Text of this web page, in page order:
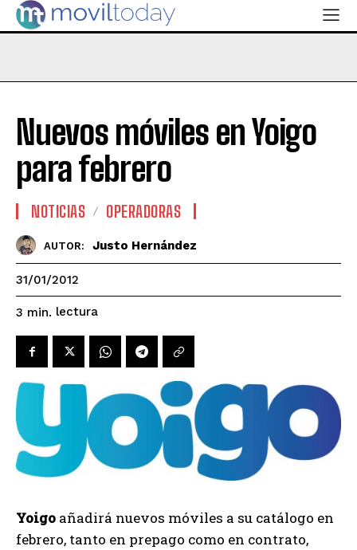
Nuevos móviles en Yoigo
para febrero
NOTICIAS OPERADORAS
AUTOR: Justo Hernández
31/01/2012
3 min. lectura
Yoigo añadirá nuevos móviles a su catálogo en
febrero, tanto en prepago como en contrato,